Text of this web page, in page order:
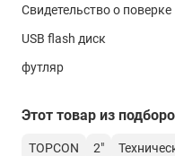
Створоуказатель
Нет
Свидетельство о поверке
USB flash диск
футляр
Этот товар из
TOPCON 2"